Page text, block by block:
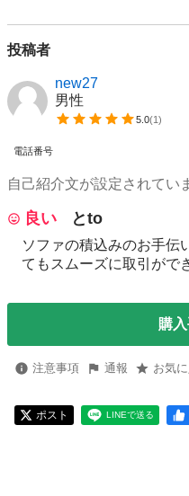
投稿者
new27
男性
5.0(1)
電話番号
自己紹介文が設定されてい
良い とto
ソファの積込みのお手伝
てもスムーズに取引がで
購
注意事項 通報 お気
ポスト LINEで送る